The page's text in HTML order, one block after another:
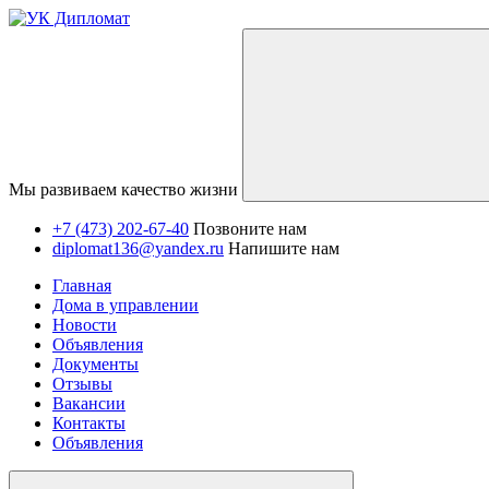
Мы развиваем качество жизни
+7 (473) 202-67-40 Позвоните нам
diplomat136@yandex.ru Напишите нам
Главная
Дома в управлении
Новости
Объявления
Документы
Отзывы
Вакансии
Контакты
Объявления